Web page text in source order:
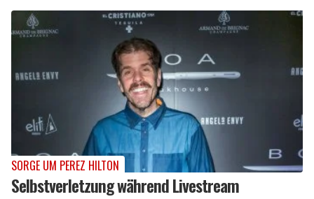
SORGE UM PEREZ HILTON
Selbstverletzung während Livestream